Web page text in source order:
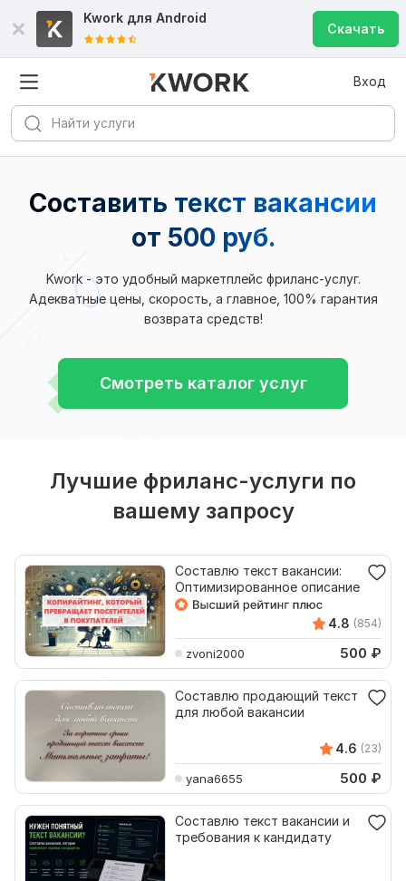
Kwork для Android
Скачать
Вход
Составить текст вакансии
от 500 руб.
Kwork - это удобный маркетплейс фриланс-услуг.
Адекватные цены, скорость, а главное, 100% гарантия
возврата средств!
Смотреть каталог услуг
Лучшие фриланс-услуги по
вашему запросу
Составлю текст вакансии:
Оптимизированное описание
4.8 (854)
zvoni2000 500 ₽
Составлю продающий текст
для любой вакансии
4.6 (23)
yana6655 500 ₽
Составлю текст вакансии и
требования к кандидату